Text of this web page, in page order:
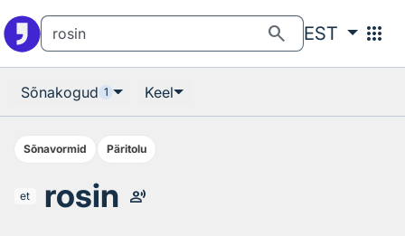
search EST apps
Sõnakogud 1 Keel
Sõnavormid Päritolu
et rosin record_voice_over